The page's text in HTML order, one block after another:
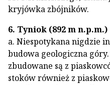
kryjówka zbójników.
6. Tyniok (892 m n.p.m.)
a. Niespotykana nigdzie
budowa geologiczna
zbudowane są z
stoków również z